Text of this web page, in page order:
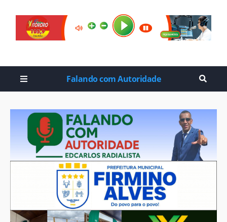
Falando com Autoridade